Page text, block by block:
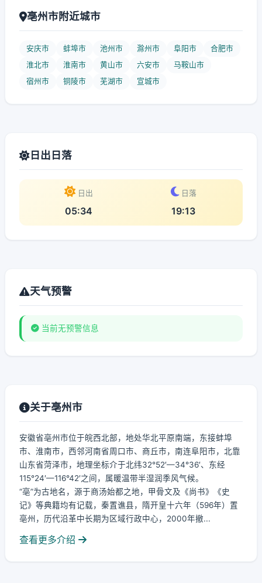
亳州市附近城市
安庆市 蚌埠市 池州市 滁州市 阜阳市
合肥市
淮北市
淮南市 黄山市 六安市
马鞍山市
宿州市
铜陵市 芜湖市 宣城市
日出日落
日出
05:34
日落
19:13
天气预警
当前无预警信息
关于亳州市
安徽省亳州市位于皖西北部，地处华北平原南端，东接蚌埠
市、淮南市，西邻河南省周口市、商丘市，南连阜阳市，北靠
山东省菏泽市，地理坐标介于北纬32°52′—34°36′、东经
115°24′—116°42′之间，属暖温带半湿润季风气候。
“亳”为古地名，源于商汤始都之地，甲骨文及《尚书》《史
记》等典籍均有记载，秦置谯县，隋开皇十六年（596年）置
亳州，历代沿革中长期为区域行政中心，2000年撤...
查看更多介绍